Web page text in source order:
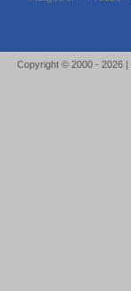
Copyright © 2000 - 2026